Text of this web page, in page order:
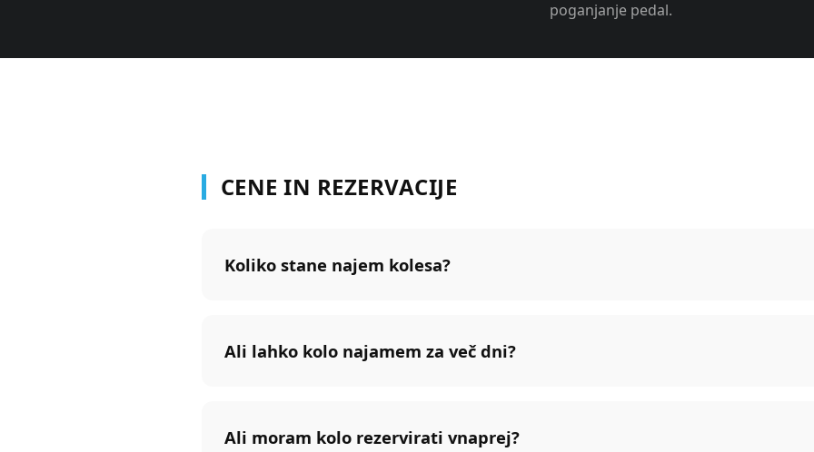
poganjanje pedal.
CENE IN REZERVACIJE
Koliko stane najem kolesa?
Ali lahko kolo najamem za več dni?
Ali moram kolo rezervirati vnaprej?